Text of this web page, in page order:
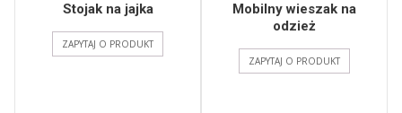
Stojak na jajka
ZAPYTAJ O PRODUKT
Mobilny wieszak na
odzież
ZAPYTAJ O PRODUKT